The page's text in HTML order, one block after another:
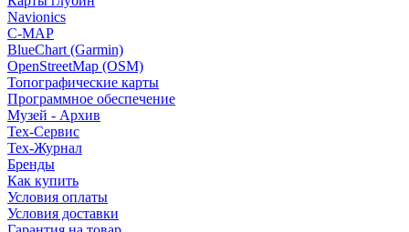
Navionics
C-MAP
BlueChart (Garmin)
OpenStreetMap (OSM)
Топографические карты
Программное обеспечение
Музей - Архив
Tex-Сервис
Тех-Журнал
Бренды
Как купить
Условия оплаты
Условия доставки